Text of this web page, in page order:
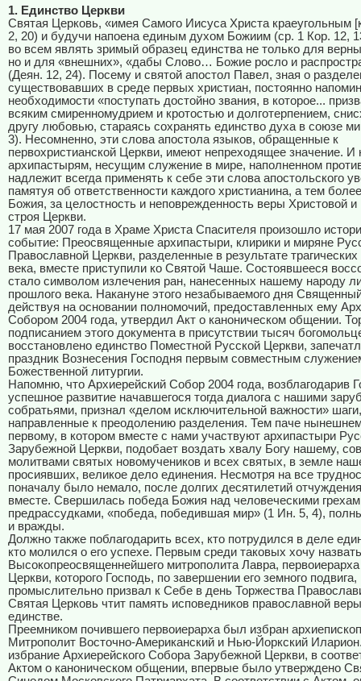
1. Единство Церкви
Святая Церковь, «имея Самого Иисуса Христа краеугольным
2, 20) и будучи напоена единым духом Божиим (ср. 1 Кор. 12,
во всем являть зримый образец единства не только для
но и для «внешних», «дабы Слово… Божие росло и
(Деян. 12, 24). Посему и святой апостол Павел, зная о
существовавших в среде первых христиан, постоянно
необходимости «поступать достойно звания, в которое...
всяким смиренномудрием и кротостью и долготерпением,
другу любовью, стараясь сохранять единство духа в союзе
3). Несомненно, эти слова апостола языков, обращенные к
первохристианской Церкви, имеют непреходящее значение. И
архипастырям, несущим служение в мире, наполненном
надлежит всегда применять к себе эти слова апостольского
памятуя об ответственности каждого христианина, а тем
Божия, за целостность и неповрежденность веры Христовой и
строя Церкви.
17 мая 2007 года в Храме Христа Спасителя произошло
событие: Преосвященные архипастыри, клирики и миряне
Православной Церкви, разделенные в результате
века, вместе приступили ко Святой Чаше. Состоявшееся
стало символом излечения ран, нанесенных нашему народу
прошлого века. Накануне этого незабываемого дня
действуя на основании полномочий, предоставленных ему
Собором 2004 года, утвердил Акт о каноническом общении.
подписанием этого документа в присутствии тысяч
восстановлено единство Поместной Русской Церкви,
праздник Вознесения Господня первым совместным
Божественной литургии.
Напомню, что Архиерейский Собор 2004 года, возблагодарив
успешное развитие начавшегося тогда диалога с нашими
собратьями, признал «делом исключительной важности» шаги,
направленные к преодолению разделения. Тем паче
первому, в котором вместе с нами участвуют архипастыри
Зарубежной Церкви, подобает воздать хвалу Богу нашему,
молитвами святых новомучеников и всех святых, в земле
просиявших, великое дело единения. Несмотря на все
поначалу было немало, после долгих десятилетий
вместе. Свершилась победа Божия над человеческими
предрассудками, «победа, победившая мир» (1 Ин. 5, 4),
и вражды.
Должно также поблагодарить всех, кто потрудился в деле
кто молился о его успехе. Первым среди таковых хочу назвать
Высокопреосвященнейшего митрополита Лавра,
Церкви, которого Господь, по завершении его земного подвига,
промыслительно призвал к Себе в день Торжества
Святая Церковь чтит память исповедников православной
единстве.
Преемником почившего первоиерарха был избран
Митрополит Восточно-Американский и Нью-Йоркский
избрание Архиерейского Собора Зарубежной Церкви, в
Актом о каноническом общении, впервые было утверждено